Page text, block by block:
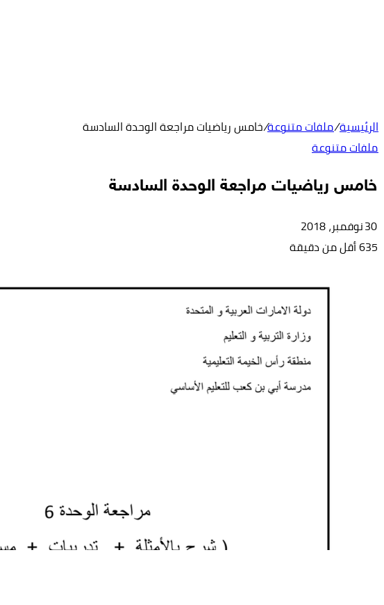
الرئيسية/ملفات متنوعة/خامس رياضيات مراجعة الوحدة السادسة
ملفات متنوعة
خامس رياضيات مراجعة الوحدة السادسة
30 نوفمبر، 2018
635أقل من دقيقة